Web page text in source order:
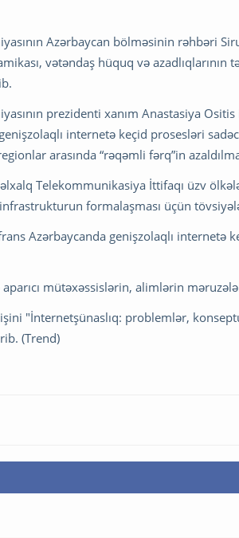
Azərbaycan bölməsinin rəhbəri
vətəndaş hüquq və azadlıqlarının
prezidenti xanım Anastasiya
internetə keçid prosesləri
arasında “rəqəmli fərq”in
Telekommunikasiya İttifaqı üzv
formalaşması üçün
Azərbaycanda genişzolaqlı internetə
mütəxəssislərin, alimlərin
"İnternetşünaslıq: problemlər,
(Trend)